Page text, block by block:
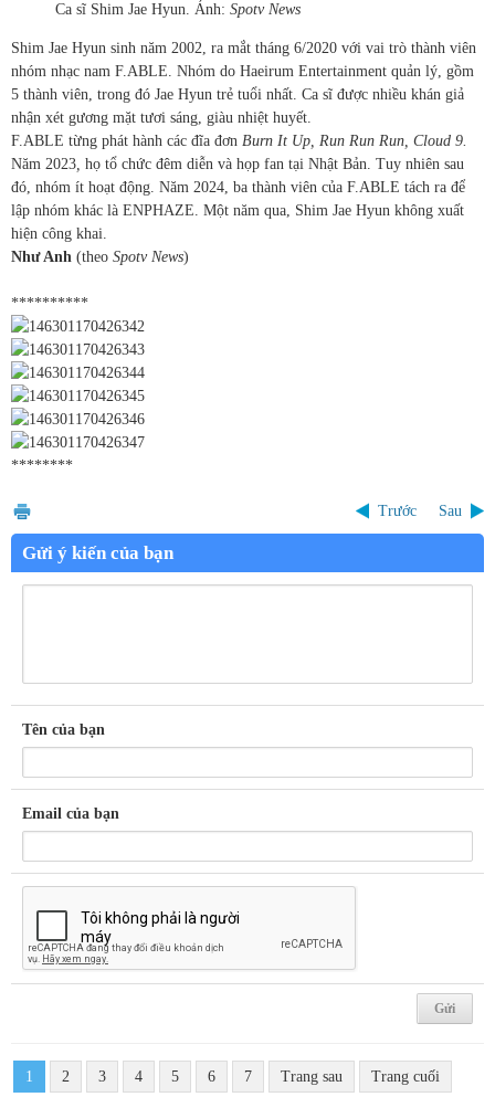
Ca sĩ Shim Jae Hyun. Ảnh: Spotv News
Shim Jae Hyun sinh năm 2002, ra mắt tháng 6/2020 với vai trò thành viên
nhóm nhạc nam F.ABLE. Nhóm do Haeirum Entertainment quản lý, gồm
5 thành viên, trong đó Jae Hyun trẻ tuổi nhất. Ca sĩ được nhiều khán giả
nhận xét gương mặt tươi sáng, giàu nhiệt huyết.
F.ABLE từng phát hành các đĩa đơn Burn It Up, Run Run Run, Cloud 9.
Năm 2023, họ tổ chức đêm diễn và họp fan tại Nhật Bản. Tuy nhiên sau
đó, nhóm ít hoạt động. Năm 2024, ba thành viên của F.ABLE tách ra để
lập nhóm khác là ENPHAZE. Một năm qua, Shim Jae Hyun không xuất
hiện công khai.
Như Anh (theo Spotv News)
**********
********
Trước Sau
Gửi ý kiến của bạn
Tên của bạn
Email của bạn
1 2 3 4 5 6 7 Trang sau Trang cuối